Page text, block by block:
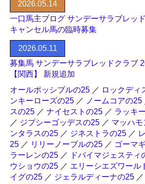
2026.05.14
一口馬主ブログ サンデーサラブレッ
キャンセル馬の臨時募集
2026.05.11
募集馬 サンデーサラブレッドクラブ
【関西】 新規追加
オールポッシブルの25 ／ ロックディ
ンキーローズの25 ／ ノームコアの25
スの25 ／ ナイセストの25 ／ ラッキ
／ ジプシーゴッデスの25 ／ マッハ
ンタラスの25 ／ ジネストラの25 ／
25 ／ リリーノーブルの25 ／ ゴーマ
ラーレンの25 ／ ドバイマジェスティ
ウショウの25 ／ エリーシエズワール
イグの25 ／ ジェラルディーナの25 ／